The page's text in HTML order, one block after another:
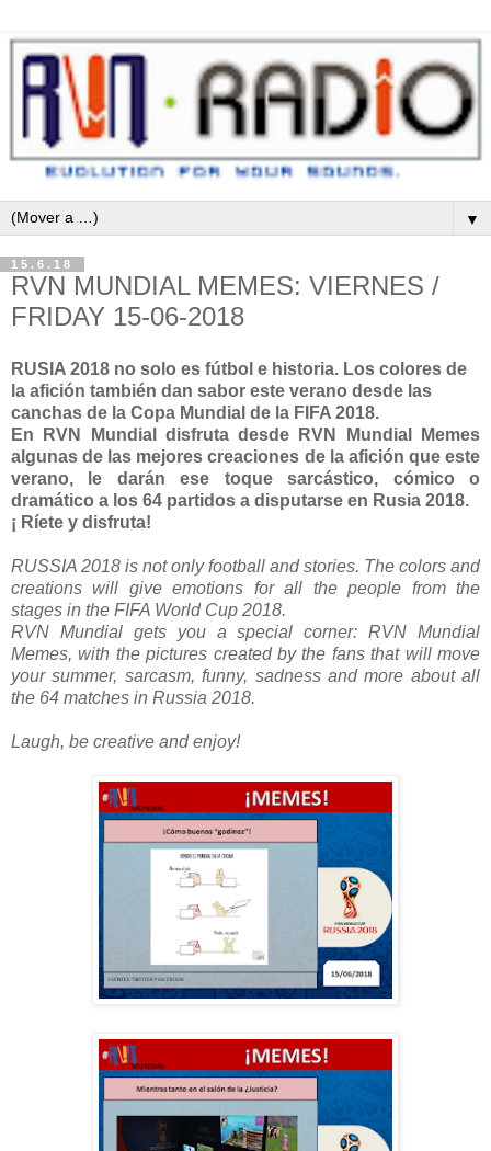
▼
15.6.18
RVN MUNDIAL MEMES: VIERNES /
FRIDAY 15-06-2018
RUSIA 2018 no solo es fútbol e historia. Los colores de
la afición también dan sabor este verano desde las
canchas de la Copa Mundial de la FIFA 2018.
En RVN Mundial disfruta desde RVN Mundial Memes
algunas de las mejores creaciones de la afición que este
verano, le darán ese toque sarcástico, cómico o
dramático a los 64 partidos a disputarse en Rusia 2018.
¡ Ríete y disfruta!
RUSSIA 2018 is not only football and stories. The colors and
creations will give emotions for all the people from the
stages in the FIFA World Cup 2018.
RVN Mundial gets you a special corner: RVN Mundial
Memes, with the pictures created by the fans that will move
your summer, sarcasm, funny, sadness and more about all
the 64 matches in Russia 2018.
Laugh, be creative and enjoy!